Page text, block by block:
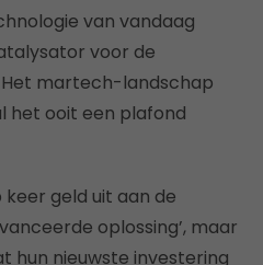
van vandaag
voor de
martech-landschap
het ooit een plafond
geld uit aan de
oplossing’, maar
hun nieuwste investering